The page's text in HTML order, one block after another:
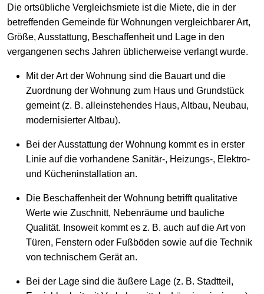
Die ortsübliche Vergleichsmiete ist die Miete, die in der
betreffenden Gemeinde für Wohnungen vergleichbarer Art,
Größe, Ausstattung, Beschaffenheit und Lage in den
vergangenen sechs Jahren üblicherweise verlangt wurde.
Mit der Art der Wohnung sind die Bauart und die
Zuordnung der Wohnung zum Haus und Grundstück
gemeint (z. B. alleinstehendes Haus, Altbau, Neubau,
modernisierter Altbau).
Bei der Ausstattung der Wohnung kommt es in erster
Linie auf die vorhandene Sanitär-, Heizungs-, Elektro-
und Kücheninstallation an.
Die Beschaffenheit der Wohnung betrifft qualitative
Werte wie Zuschnitt, Nebenräume und bauliche
Qualität. Insoweit kommt es z. B. auch auf die Art von
Türen, Fenstern oder Fußböden sowie auf die Technik
von technischem Gerät an.
Bei der Lage sind die äußere Lage (z. B. Stadtteil,